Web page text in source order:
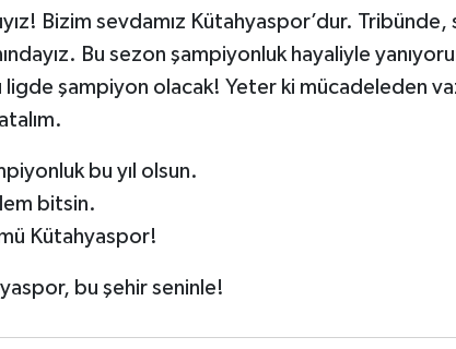
Bizim sevdamız Kütahyaspor’dur.
Bu sezon şampiyonluk hayaliyle
ligde şampiyon olacak! Yeter ki mücadeleden
bu yıl olsun.
bitsin.
Kütahyaspor!
bu şehir seninle!